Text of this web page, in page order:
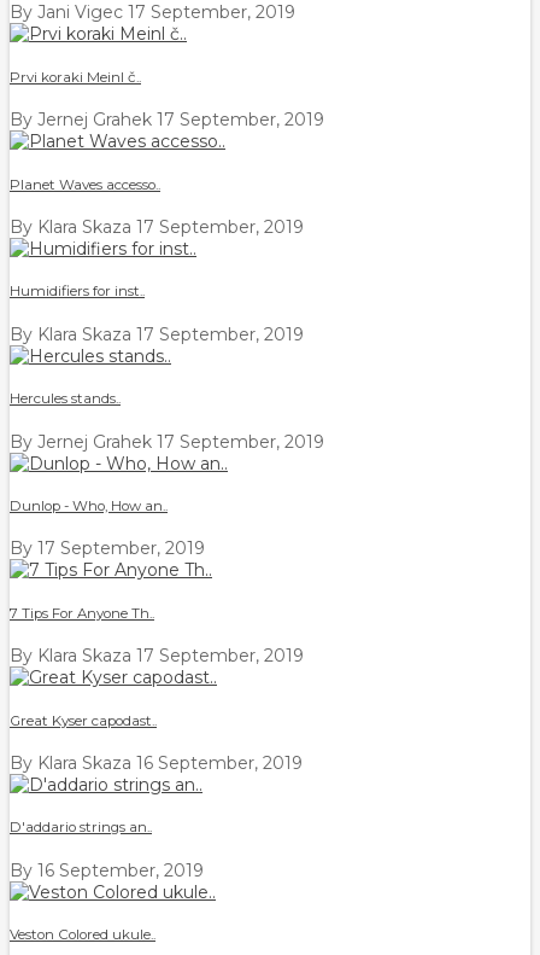
By Jani Vigec 17 September, 2019
Prvi koraki Meinl č..
By Jernej Grahek 17 September, 2019
Planet Waves accesso..
By Klara Skaza 17 September, 2019
Humidifiers for inst..
By Klara Skaza 17 September, 2019
Hercules stands..
By Jernej Grahek 17 September, 2019
Dunlop - Who, How an..
By 17 September, 2019
7 Tips For Anyone Th..
By Klara Skaza 17 September, 2019
Great Kyser capodast..
By Klara Skaza 16 September, 2019
D'addario strings an..
By 16 September, 2019
Veston Colored ukule..